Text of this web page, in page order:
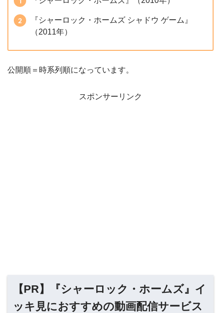
『シャーロック・ホームズ シャドウ ゲーム』
（2011年）
公開順＝時系列順になっています。
スポンサーリンク
【PR】『シャーロック・ホームズ』イ
ッキ見におすすめの動画配信サービス